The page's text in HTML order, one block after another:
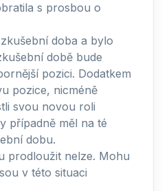
s prosbou o
doba a bylo
době bude
pozici. Dodatkem
pozice, nicméně
svou novou roli
případně měl na té
dobu.
prodloužit nelze. Mohu
v této situaci